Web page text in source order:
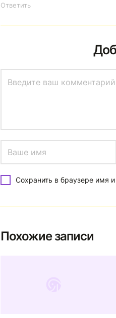
Ответить
Сохранить в браузере имя
Похожие записи